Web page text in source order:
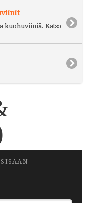
kuohuviiniä. Katso